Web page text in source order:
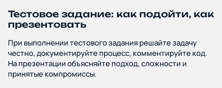
Тестовое задание: как подойти, как
презентовать
При выполнении тестового задания решайте задачу
честно, документируйте процесс, комментируйте код.
На презентации объясняйте подход, сложности и
принятые компромиссы.